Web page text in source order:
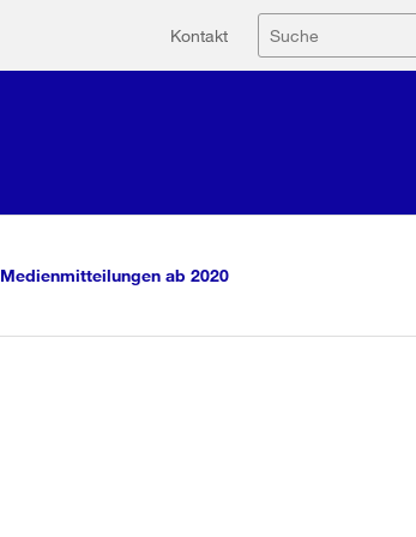
Hilfsnavigation
Kontakt Suche
Medienmitteilungen ab 2020